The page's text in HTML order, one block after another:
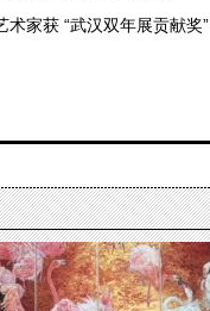
家获 “武汉双年展贡献奖”